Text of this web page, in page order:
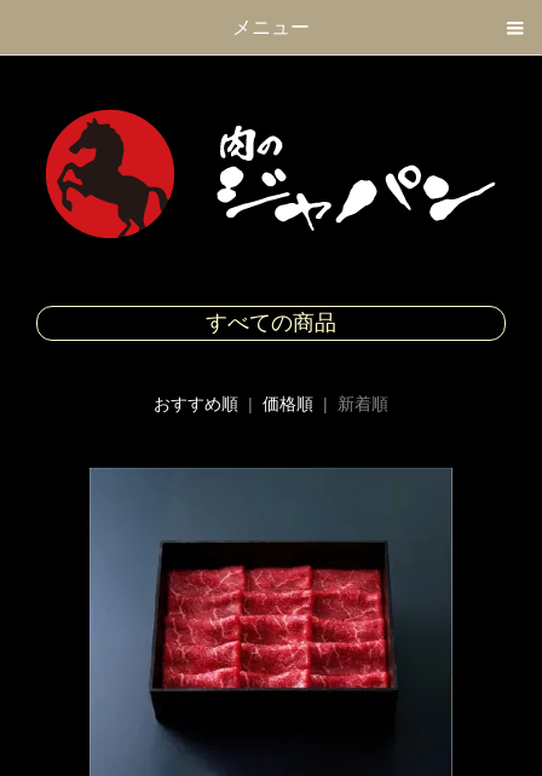
メニュー
すべての商品
おすすめ順 | 価格順 | 新着順